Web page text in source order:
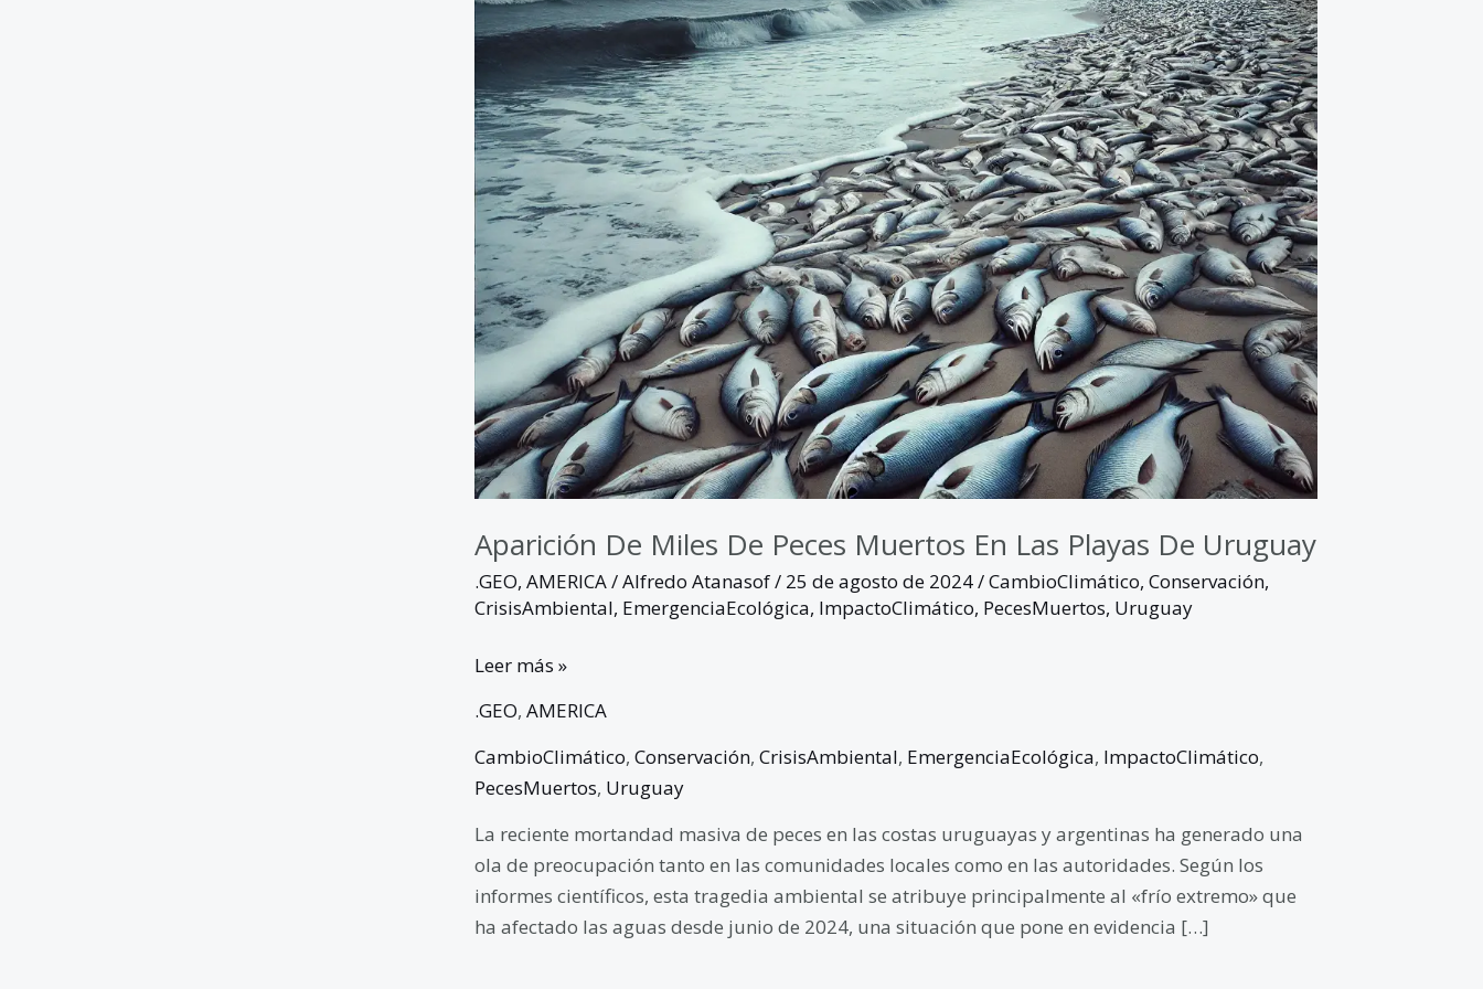
Aparición De Miles De Peces Muertos En Las Playas De Uruguay
.GEO, AMERICA/Alfredo Atanasof/ 25 de agosto de 2024/CambioClimático, Conservación,
CrisisAmbiental, EmergenciaEcológica, ImpactoClimático, PecesMuertos, Uruguay
Leer más »
.GEO, AMERICA
CambioClimático, Conservación, CrisisAmbiental, EmergenciaEcológica, ImpactoClimático,
PecesMuertos, Uruguay
La reciente mortandad masiva de peces en las costas uruguayas y argentinas ha generado una
ola de preocupación tanto en las comunidades locales como en las autoridades. Según los
informes científicos, esta tragedia ambiental se atribuye principalmente al «frío extremo» que
ha afectado las aguas desde junio de 2024, una situación que pone en evidencia […]